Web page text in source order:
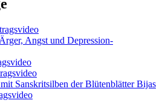
Angst und Depression-
Sanskritsilben der Blütenblätter Bijas